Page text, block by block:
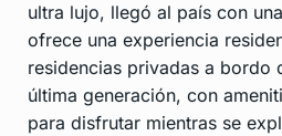
ultra lujo, llegó al país con
ofrece una experiencia
residencias privadas a bordo
última generación, con
para disfrutar mientras se